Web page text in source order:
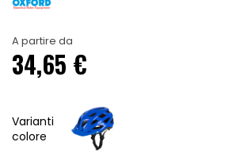
A partire da
34,65 €
Varianti
colore